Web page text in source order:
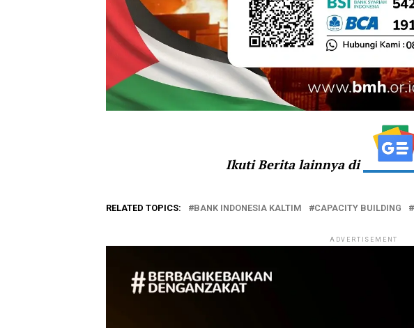
Ikuti Berita lainnya di
RELATED TOPICS: BANK INDONESIA KALTIM CAPACITY BUILDING
ADVERTISEMENT